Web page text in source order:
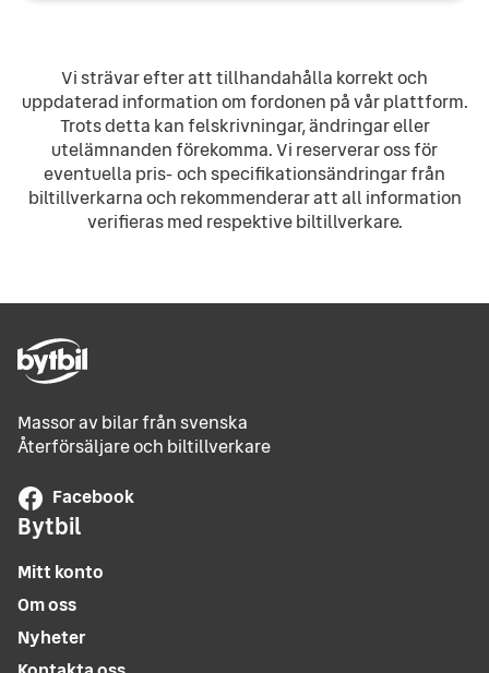
Vi strävar efter att tillhandahålla korrekt och
uppdaterad information om fordonen på vår plattform.
Trots detta kan felskrivningar, ändringar eller
utelämnanden förekomma. Vi reserverar oss för
eventuella pris- och specifikationsändringar från
biltillverkarna och rekommenderar att all information
verifieras med respektive biltillverkare.
Massor av bilar från svenska
Återförsäljare och biltillverkare
Facebook
Bytbil
Mitt konto
Om oss
Nyheter